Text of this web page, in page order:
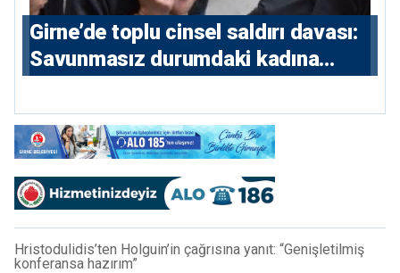
Girne’de toplu cinsel saldırı davası:
Savunmasız durumdaki kadına
Hristodulidis’ten Holguin’in çağrısına yanıt: “Genişletilmiş
konferansa hazırım”